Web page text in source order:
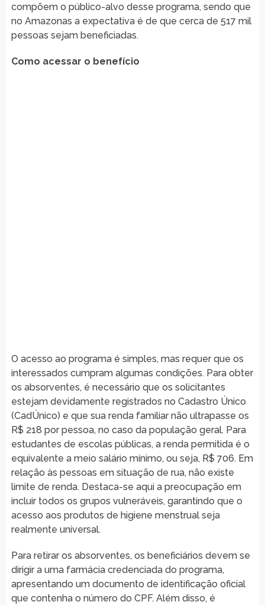
compõem o público-alvo desse programa, sendo que
no Amazonas a expectativa é de que cerca de 517 mil
pessoas sejam beneficiadas.
Como acessar o benefício
O acesso ao programa é simples, mas requer que os
interessados cumpram algumas condições. Para obter
os absorventes, é necessário que os solicitantes
estejam devidamente registrados no Cadastro Único
(CadÚnico) e que sua renda familiar não ultrapasse os
R$ 218 por pessoa, no caso da população geral. Para
estudantes de escolas públicas, a renda permitida é o
equivalente a meio salário mínimo, ou seja, R$ 706. Em
relação às pessoas em situação de rua, não existe
limite de renda. Destaca-se aqui a preocupação em
incluir todos os grupos vulneráveis, garantindo que o
acesso aos produtos de higiene menstrual seja
realmente universal.
Para retirar os absorventes, os beneficiários devem se
dirigir a uma farmácia credenciada do programa,
apresentando um documento de identificação oficial
que contenha o número do CPF. Além disso, é